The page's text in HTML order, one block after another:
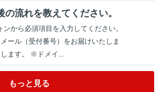
の流れを教えてください。
ンから必須項目を入力してください。
ール（受付番号）をお届けいたしま
ます。 ※ドメイ...
もっと見る